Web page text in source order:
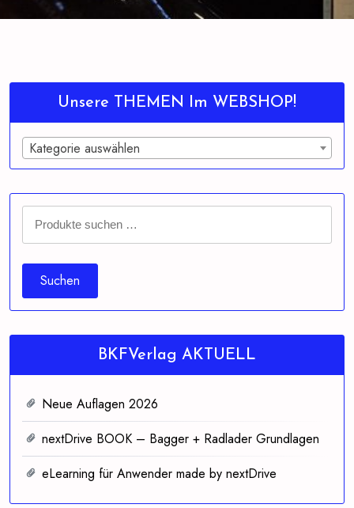
Unsere THEMEN Im WEBSHOP!
Kategorie auswählen
Suchen
nach:
Suchen
BKFVerlag AKTUELL
Neue Auflagen 2026
nextDrive BOOK – Bagger + Radlader Grundlagen
eLearning für Anwender made by nextDrive